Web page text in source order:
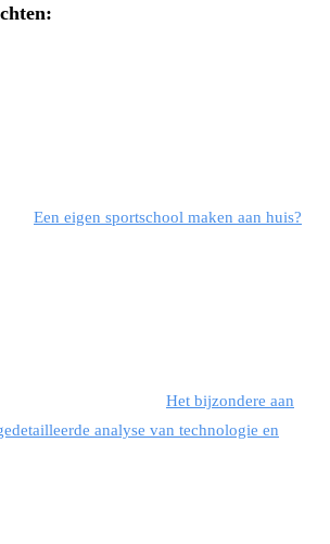
Een eigen sportschool maken aan huis?
Het bijzondere aan
analyse van technologie en